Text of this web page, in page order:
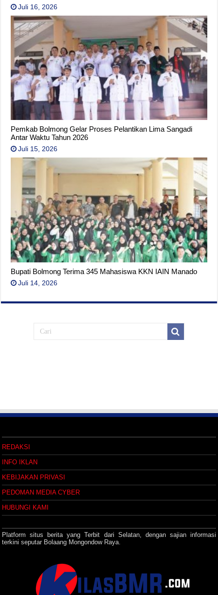
Juli 16, 2026
Pemkab Bolmong Gelar Proses Pelantikan Lima Sangadi
Antar Waktu Tahun 2026
Juli 15, 2026
Bupati Bolmong Terima 345 Mahasiswa KKN IAIN Manado
Juli 14, 2026
REDAKSI
INFO IKLAN
KEBIJAKAN PRIVASI
PEDOMAN MEDIA CYBER
HUBUNGI KAMI
Platform situs berita yang Terbit dari Selatan, dengan sajian informasi
terkini seputar Bolaang Mongondow Raya.